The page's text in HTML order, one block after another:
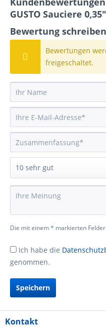
GUSTO Sauciere 0,35"
Bewertung schreiben
Bewertungen
freigeschaltet.
Die mit einem * markierten
Ich habe die
genommen.
Speichern
Kontakt